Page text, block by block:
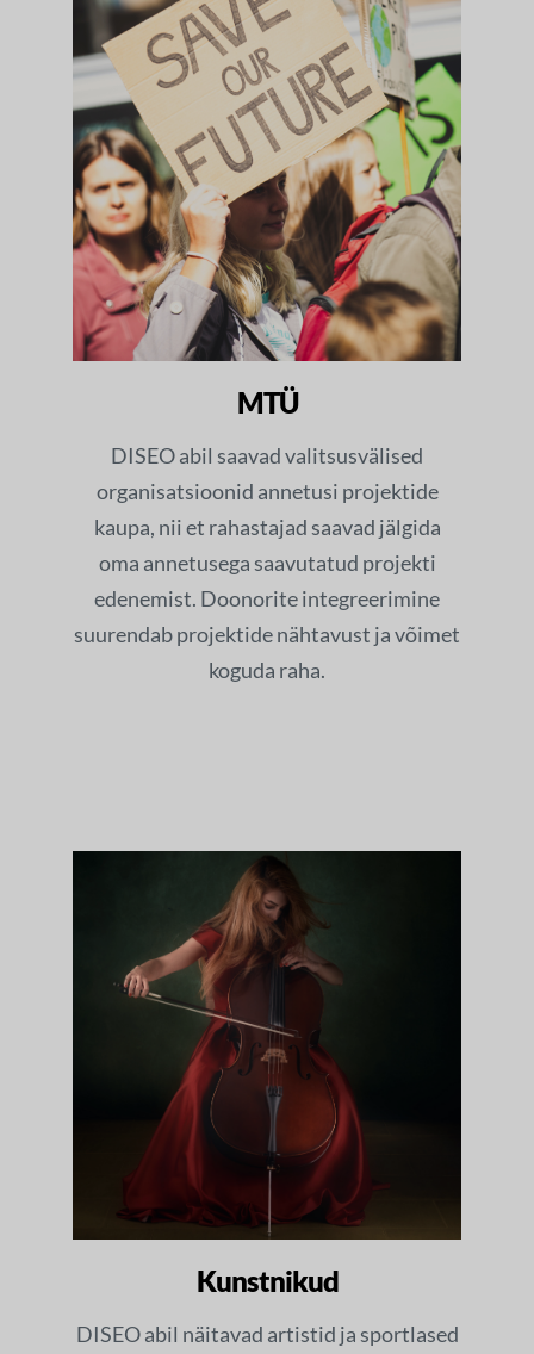
MTÜ
DISEO abil saavad valitsusvälised
organisatsioonid annetusi projektide
kaupa, nii et rahastajad saavad jälgida
oma annetusega saavutatud projekti
edenemist. Doonorite integreerimine
suurendab projektide nähtavust ja võimet
koguda raha.
Kunstnikud
DISEO abil näitavad artistid ja sportlased